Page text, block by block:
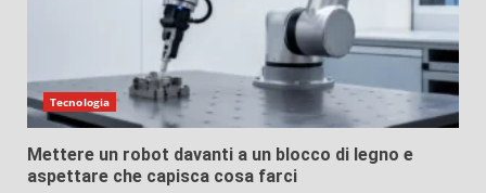
Tecnologia
Mettere un robot davanti a un blocco di legno e
aspettare che capisca cosa farci